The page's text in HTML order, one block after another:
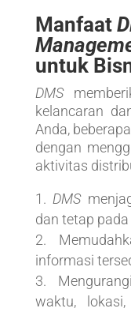
Manfaat
untuk
DMS
kelancaran
Anda,
dengan
aktivitas
DMS
dan tetap pada
informasi
waktu,